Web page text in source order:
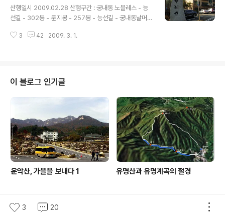
면에 소재한 관산 [冠山] 은 앵자봉,무갑산과 능선으로 길
게 이어져 있는 봉우리들중 하나인데 이름에 대한 정확한
자로 '관산 [冠山]'으로 불리우게 되었다고 하며 그리 유명
산행일시 2009.02.28 산행구간 : 궁내동 노블레스 - 능
선길 - 302봉 - 둔지봉 - 257봉 - 능선길 - 궁내동날머리
벼운 트레킹 코스 토요일 장거리 산행을 가기가 내키지 않
파교신도시가 대부분 입주 되고 나면 둔지봉이 판교의 앞
산이 될 것이므로 신작로 같은 등산로가 나고 숲이 훼손 될
것은 자명한 사실이라 미리 한번은 찾아보고 싶다는 생각
이 들었다. 해발 고도가 낮고 흙산이라 편안한 뒷동산 같은
산이지만 사유지가 많아 숲이 잘 조림되어 있는데 소나무
숲으로 빽..
3 42 2009. 3. 1.
이 블로그 인기글
운악산, 가을을 보내다 1 유명산과 유명계곡의 절경
3 20